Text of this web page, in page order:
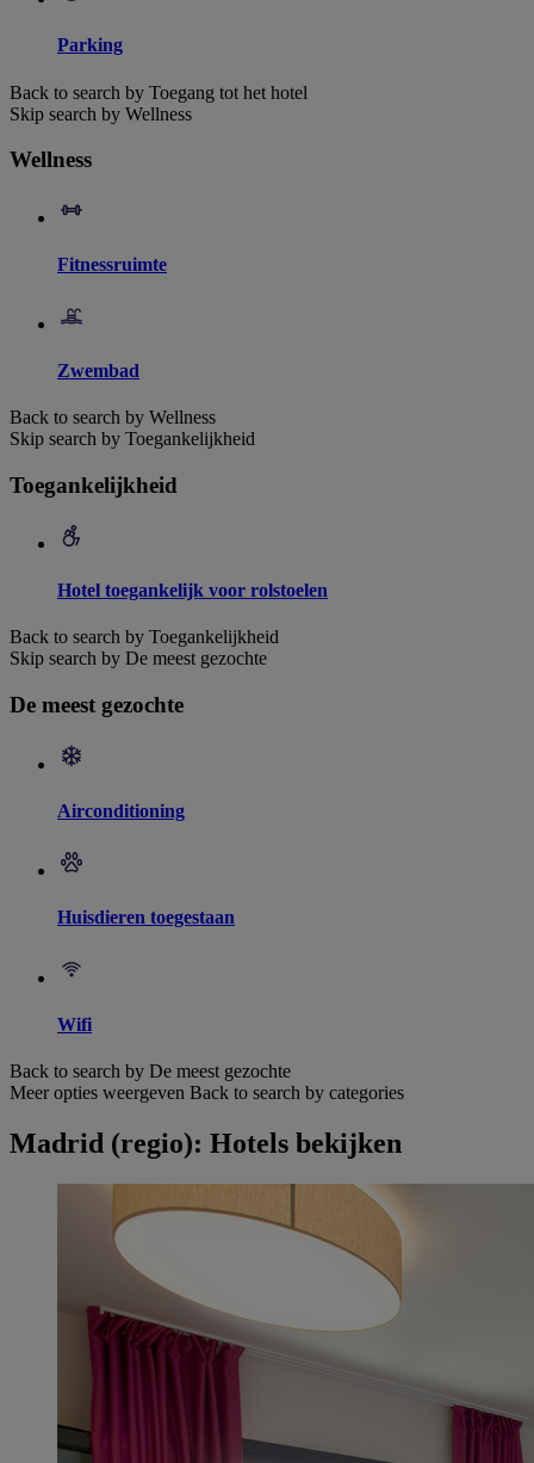
Parking
Back to search by Toegang tot het hotel
Skip search by Wellness
Wellness
Fitnessruimte
Zwembad
Back to search by Wellness
Skip search by Toegankelijkheid
Toegankelijkheid
Hotel toegankelijk voor rolstoelen
Back to search by Toegankelijkheid
Skip search by De meest gezochte
De meest gezochte
Airconditioning
Huisdieren toegestaan
Wifi
Back to search by De meest gezochte
Meer opties weergeven Back to search by categories
Madrid (regio): Hotels bekijken